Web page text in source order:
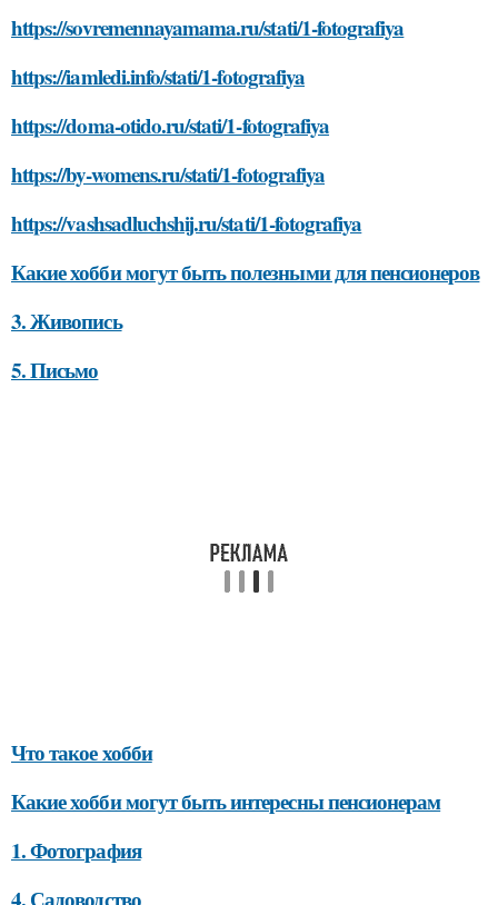
https://sovremennayamama.ru/stati/1-fotografiya
https://iamledi.info/stati/1-fotografiya
https://doma-otido.ru/stati/1-fotografiya
https://by-womens.ru/stati/1-fotografiya
https://vashsadluchshij.ru/stati/1-fotografiya
Какие хобби могут быть полезными для пенсионеров
3. Живопись
5. Письмо
Что такое хобби
Какие хобби могут быть интересны пенсионерам
1. Фотография
4. Садоводство